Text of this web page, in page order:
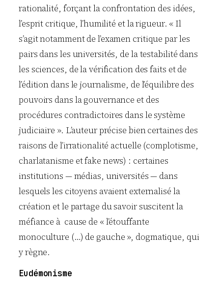
rationalité, forçant la confrontation des idées,
l’esprit critique, l’humilité et la rigueur. « Il
s’agit notamment de l’examen critique par les
pairs dans les universités, de la testabilité dans
les sciences, de la vérification des faits et de
l’édition dans le journalisme, de l’équilibre des
pouvoirs dans la gouvernance et des
procédures contradictoires dans le système
judiciaire ». L’auteur précise bien certaines des
raisons de l’irrationalité actuelle (complotisme,
charlatanisme et fake news) : certaines
institutions — médias, universités — dans
lesquels les citoyens avaient externalisé la
création et le partage du savoir suscitent la
méfiance à cause de « l’étouffante
monoculture (…) de gauche », dogmatique, qui
y règne.
Eudémonisme